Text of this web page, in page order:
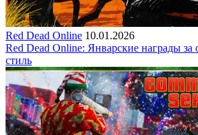
Red Dead Online 10.01.2026
Red Dead Online: Январские награды за
стиль